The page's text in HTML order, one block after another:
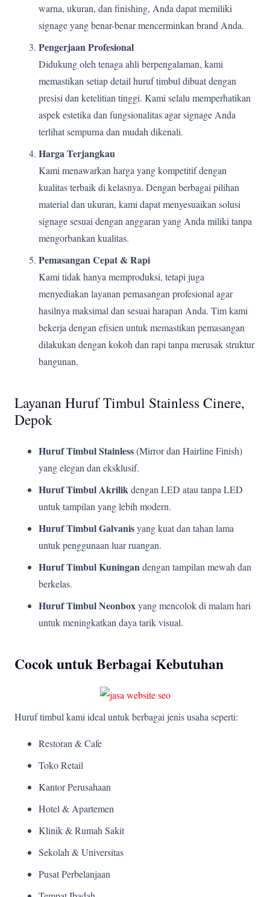
warna, ukuran, dan finishing, Anda dapat memiliki
signage yang benar-benar mencerminkan brand Anda.
Pengerjaan Profesional
Didukung oleh tenaga ahli berpengalaman, kami
memastikan setiap detail huruf timbul dibuat dengan
presisi dan ketelitian tinggi. Kami selalu memperhatikan
aspek estetika dan fungsionalitas agar signage Anda
terlihat sempurna dan mudah dikenali.
Harga Terjangkau
Kami menawarkan harga yang kompetitif dengan
kualitas terbaik di kelasnya. Dengan berbagai pilihan
material dan ukuran, kami dapat menyesuaikan solusi
signage sesuai dengan anggaran yang Anda miliki tanpa
mengorbankan kualitas.
Pemasangan Cepat & Rapi
Kami tidak hanya memproduksi, tetapi juga
menyediakan layanan pemasangan profesional agar
hasilnya maksimal dan sesuai harapan Anda. Tim kami
bekerja dengan efisien untuk memastikan pemasangan
dilakukan dengan kokoh dan rapi tanpa merusak struktur
bangunan.
Layanan Huruf Timbul Stainless Cinere,
Depok
Huruf Timbul Stainless(Mirror dan Hairline Finish)
yang elegan dan eksklusif.
Huruf Timbul Akrilikdengan LED atau tanpa LED
untuk tampilan yang lebih modern.
Huruf Timbul Galvanisyang kuat dan tahan lama
untuk penggunaan luar ruangan.
Huruf Timbul Kuningandengan tampilan mewah dan
berkelas.
Huruf Timbul Neonboxyang mencolok di malam hari
untuk meningkatkan daya tarik visual.
Cocok untuk Berbagai Kebutuhan
Huruf timbul kami ideal untuk berbagai jenis usaha seperti:
Restoran & Cafe
Toko Retail
Kantor Perusahaan
Hotel & Apartemen
Klinik & Rumah Sakit
Sekolah & Universitas
Pusat Perbelanjaan